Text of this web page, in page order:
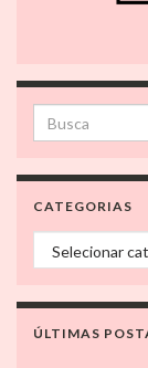
Search for:
CATEGORIAS
Categorias
ÚLTIMAS